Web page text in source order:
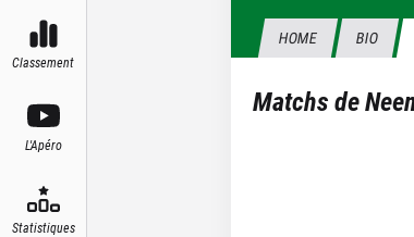
Classement
L'Apéro
Statistiques
HOME BIO
Matchs de